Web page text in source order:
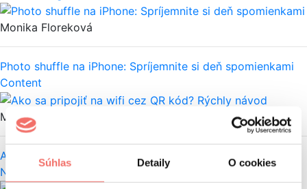
Súhlas Detaily O cookies
Monika Floreková
Photo shuffle na iPhone: Spríjemnite si deň spomienkami
Content
Monika Floreková
Ako sa pripojiť na wifi cez QR kód? Rýchly návod
Nezaradené